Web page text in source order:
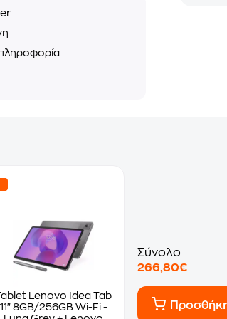
Lenovo Idea Tab
11" 8GB/256GB Wi-Fi -
Σύνολο
266,80€